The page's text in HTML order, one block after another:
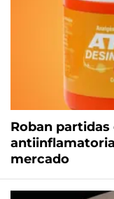
Roban
mercado